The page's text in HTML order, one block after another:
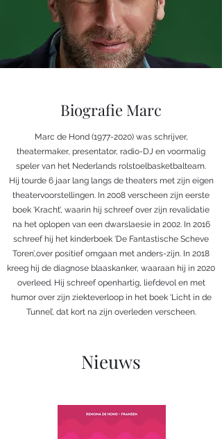
Biografie Marc
Marc de Hond (1977-2020)was schrijver,
theatermaker, presentator, radio-DJ en voormalig
speler van het Nederlands rolstoelbasketbalteam.
Hij tourde 6 jaar lang langs de theaters met zijn eigen
theatervoorstellingen. In 2008 verscheen zijn eerste
boek ‘Kracht’, waarin hij schreef over zijn revalidatie
na het oplopen van een dwarslaesie in 2002. In 2016
schreef hij het kinderboek ‘De Fantastische Scheve
Toren’,over positief omgaan met anders-zijn. In 2018
kreeg hij de diagnose blaaskanker, waaraan hij in 2020
overleed. Hij schreef openhartig, liefdevol en met
humor over zijn ziekteverloop in het boek ‘Licht in de
Tunnel’, dat kort na zijn overleden verscheen.
Nieuws